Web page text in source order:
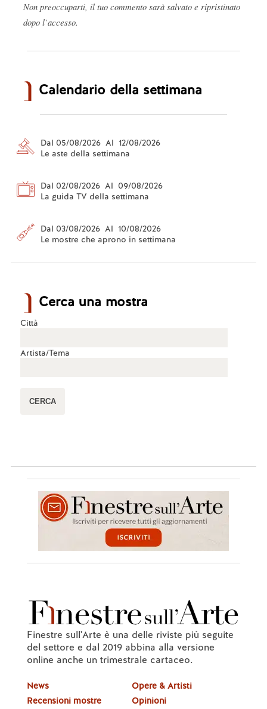
Non preoccuparti, il tuo commento sarà salvato e ripristinato
dopo l’accesso.
Calendario della settimana
Dal 05/08/2026 Al 12/08/2026
Le aste della settimana
Dal 02/08/2026 Al 09/08/2026
La guida TV della settimana
Dal 03/08/2026 Al 10/08/2026
Le mostre che aprono in settimana
Cerca una mostra
Città
Artista/Tema
Finestre sull'Arte è una delle riviste più seguite
del settore e dal 2019 abbina alla versione
online anche un trimestrale cartaceo.
News
Recensioni mostre
Opere & Artisti
Opinioni